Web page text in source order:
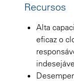
Recursos
Alta
eficaz o